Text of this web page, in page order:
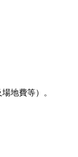
地費等）。